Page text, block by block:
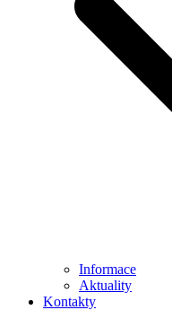
Informace
Aktuality
Kontakty